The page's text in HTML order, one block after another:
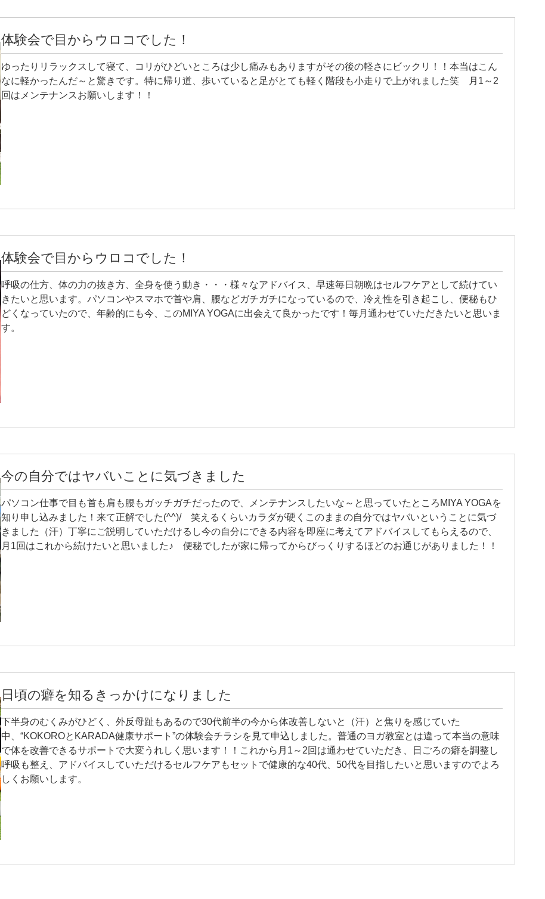
体験会で目からウロコでした！
ゆったりリラックスして寝て、コリがひどいところは少し痛みもありますがその後の軽さにビックリ！！本当はこん
なに軽かったんだ～と驚きです。特に帰り道、歩いていると足がとても軽く階段も小走りで上がれました笑 月1～2
回はメンテナンスお願いします！！
体験会で目からウロコでした！
呼吸の仕方、体の力の抜き方、全身を使う動き・・・様々なアドバイス、早速毎日朝晩はセルフケアとして続けてい
きたいと思います。パソコンやスマホで首や肩、腰などガチガチになっているので、冷え性を引き起こし、便秘もひ
どくなっていたので、年齢的にも今、このMIYA YOGAに出会えて良かったです！毎月通わせていただきたいと思いま
す。
今の自分ではヤバいことに気づきました
パソコン仕事で目も首も肩も腰もガッチガチだったので、メンテナンスしたいな～と思っていたところMIYA YOGAを
知り申し込みました！来て正解でした(^^)/ 笑えるくらいカラダが硬くこのままの自分ではヤバいということに気づ
きました（汗）丁寧にご説明していただけるし今の自分にできる内容を即座に考えてアドバイスしてもらえるので、
月1回はこれから続けたいと思いました♪ 便秘でしたが家に帰ってからびっくりするほどのお通じがありました！！
日頃の癖を知るきっかけになりました
下半身のむくみがひどく、外反母趾もあるので30代前半の今から体改善しないと（汗）と焦りを感じていた
中、“KOKOROとKARADA健康サポート”の体験会チラシを見て申込しました。普通のヨガ教室とは違って本当の意味
で体を改善できるサポートで大変うれしく思います！！これから月1～2回は通わせていただき、日ごろの癖を調整し
呼吸も整え、アドバイスしていただけるセルフケアもセットで健康的な40代、50代を目指したいと思いますのでよろ
しくお願いします。